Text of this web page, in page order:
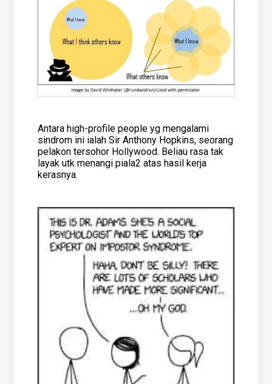
Antara high-profile people yg mengalami
sindrom ini ialah Sir Anthony Hopkins, seorang
pelakon tersohor Hollywood. Beliau rasa tak
layak utk menangi piala2 atas hasil kerja
kerasnya.